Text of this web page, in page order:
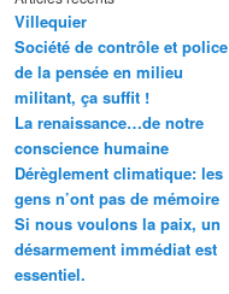
Villequier
Société de contrôle et police
de la pensée en milieu
militant, ça suffit !
La renaissance…de notre
conscience humaine
Dérèglement climatique: les
gens n’ont pas de mémoire
Si nous voulons la paix, un
désarmement immédiat est
essentiel.